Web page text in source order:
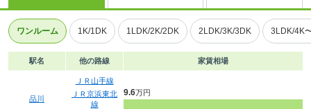
ワンルーム 1K/1DK 1LDK/2K/2DK 2LDK/3K/3DK 3LDK/4K
駅名 他の路線 家賃相場
品川
ＪＲ山手線
ＪＲ京浜東北
線
9.6万円